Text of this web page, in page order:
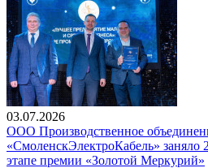
03.07.2026
ООО Производственное
«СмоленскЭлектроКабель» заняло
этапе премии «Золотой Меркурий»